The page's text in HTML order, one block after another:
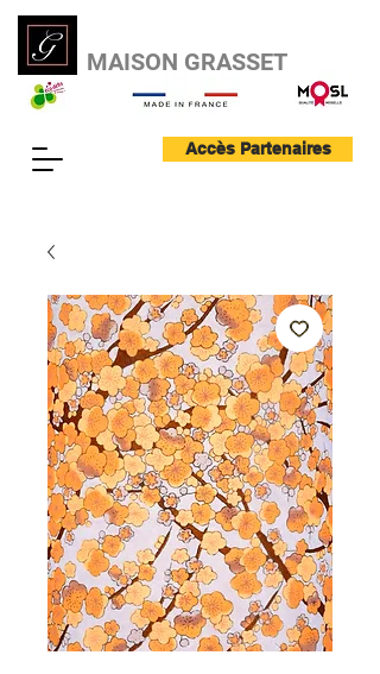
MAISON GRASSET
Accès Partenaires